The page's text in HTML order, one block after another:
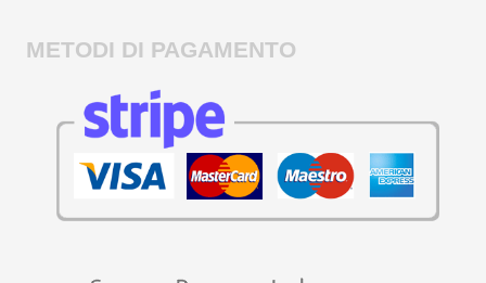
METODI DI PAGAMENTO